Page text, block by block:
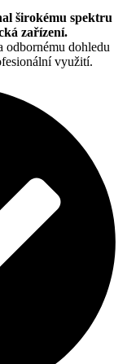
širokému spektru
zařízení.
odbornému dohledu
využití.